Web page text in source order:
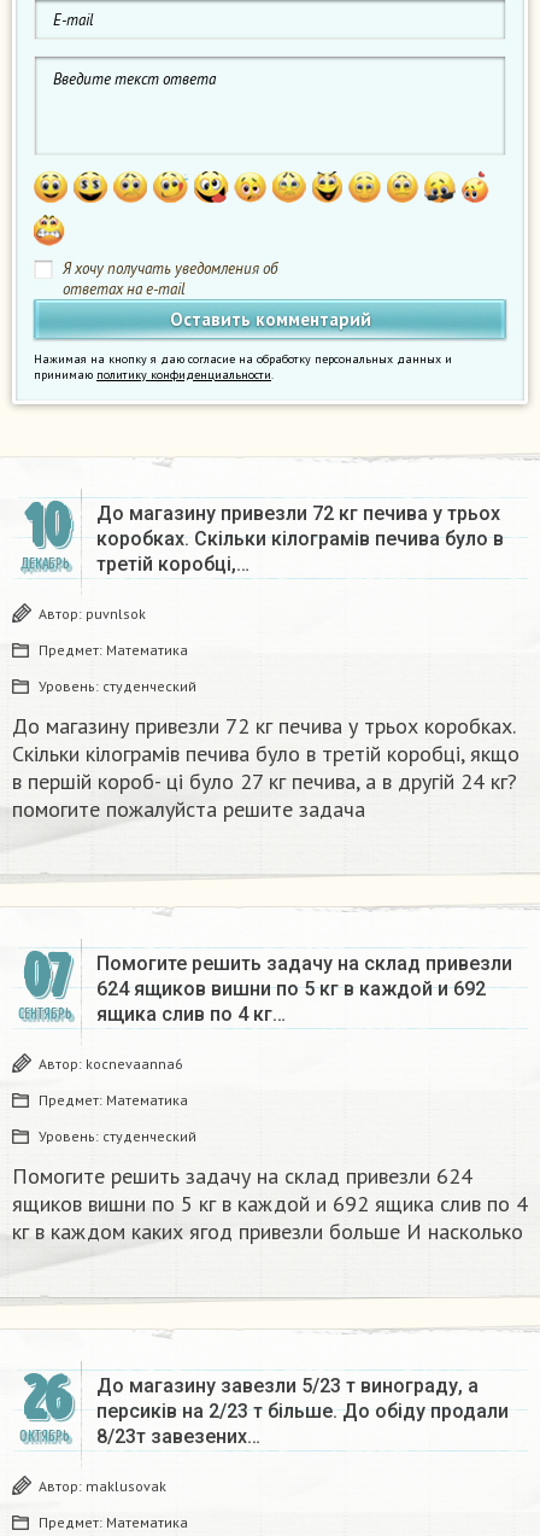
Я хочу получать уведомления об
ответах на e-mail
Нажимая на кнопку я даю согласие на обработку персональных данных и
принимаю политику конфиденциальности.
10
ДЕКАБРЬ
До магазину привезли 72 кг печива у трьох
коробках. Скільки кілограмів печива було в
третій коробці,…
Автор: puvnlsok
Предмет: Математика
Уровень: студенческий
До магазину привезли 72 кг печива у трьох коробках.
Скільки кілограмів печива було в третій коробці, якщо
в першій короб- ці було 27 кг печива, а в другій 24 кг?
помогите пожалуйста решите задача​
07
СЕНТЯБРЬ
Помогите решить задачу на склад привезли
624 ящиков вишни по 5 кг в каждой и 692
ящика слив по 4 кг…
Автор: kocnevaanna6
Предмет: Математика
Уровень: студенческий
Помогите решить задачу на склад привезли 624
ящиков вишни по 5 кг в каждой и 692 ящика слив по 4
кг в каждом каких ягод привезли больше И насколько
26
ОКТЯБРЬ
До магазину завезли 5/23 т винограду, а
персиків на 2/23 т більше. До обіду продали
8/23т завезених…
Автор: maklusovak
Предмет: Математика